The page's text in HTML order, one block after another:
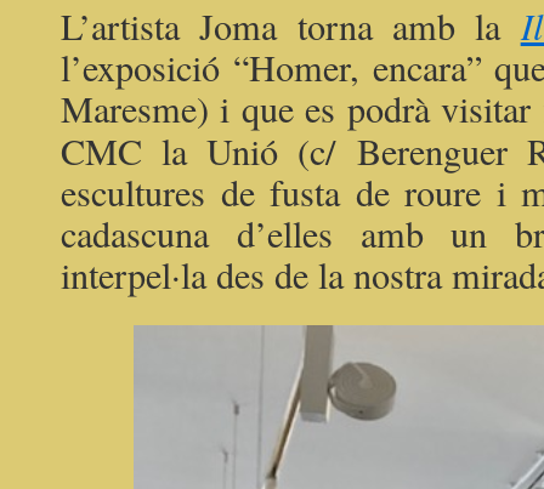
L’artista Joma torna amb la
l’exposició “Homer, encara”
Maresme) i que es podrà
CMC la Unió (c/ Berenguer
escultures de fusta de roure i
cadascuna d’elles amb un
interpel·la des de la nostra